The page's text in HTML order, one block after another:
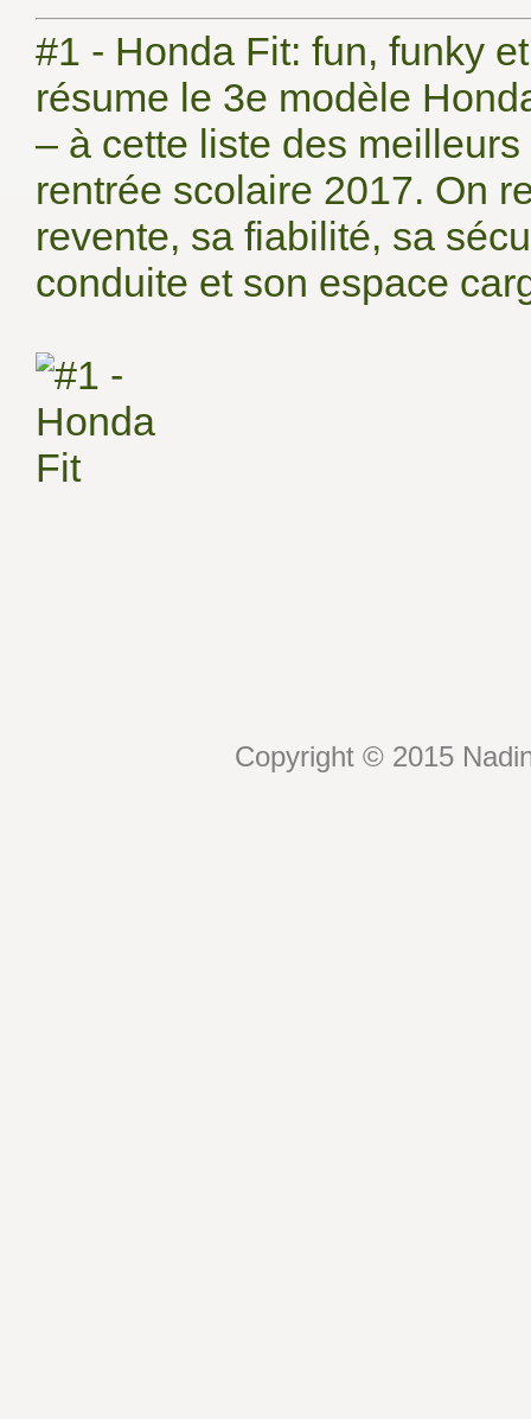
#1 - Honda Fit: fun, funky
résume le 3e modèle
– à cette liste des
rentrée scolaire 2017. On
revente, sa fiabilité, sa
conduite et son espace
Copyright © 2015